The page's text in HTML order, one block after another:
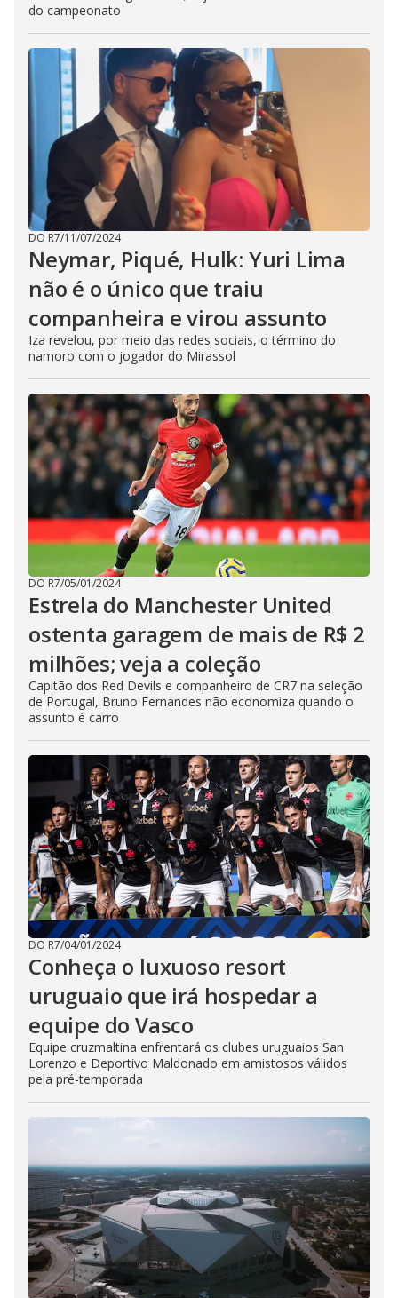
do campeonato
DO R7/11/07/2024
Neymar, Piqué, Hulk: Yuri Lima
não é o único que traiu
companheira e virou assunto
Iza revelou, por meio das redes sociais, o término do
namoro com o jogador do Mirassol
DO R7/05/01/2024
Estrela do Manchester United
ostenta garagem de mais de R$ 2
milhões; veja a coleção
Capitão dos Red Devils e companheiro de CR7 na seleção
de Portugal, Bruno Fernandes não economiza quando o
assunto é carro
DO R7/04/01/2024
Conheça o luxuoso resort
uruguaio que irá hospedar a
equipe do Vasco
Equipe cruzmaltina enfrentará os clubes uruguaios San
Lorenzo e Deportivo Maldonado em amistosos válidos
pela pré-temporada